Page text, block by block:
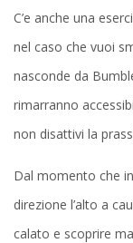
C’e anche una
nel caso che vuoi
nasconde da
rimarranno
non disattivi la
Dal momento che
direzione l’alto a
calato e scoprire